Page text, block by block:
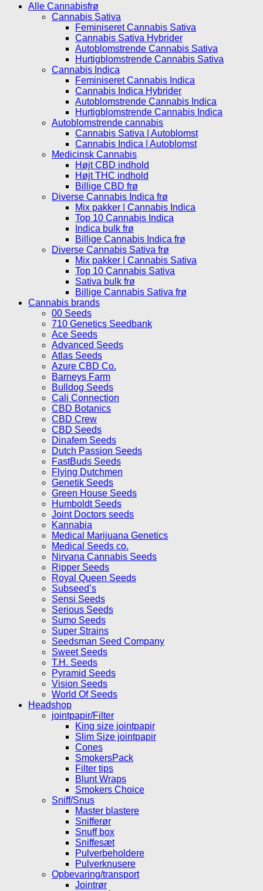
Alle Cannabisfrø
Cannabis Sativa
Feminiseret Cannabis Sativa
Cannabis Sativa Hybrider
Autoblomstrende Cannabis Sativa
Hurtigblomstrende Cannabis Sativa
Cannabis Indica
Feminiseret Cannabis Indica
Cannabis Indica Hybrider
Autoblomstrende Cannabis Indica
Hurtigblomstrende Cannabis Indica
Autoblomstrende cannabis
Cannabis Sativa | Autoblomst
Cannabis Indica | Autoblomst
Medicinsk Cannabis
Højt CBD indhold
Højt THC indhold
Billige CBD frø
Diverse Cannabis Indica frø
Mix pakker | Cannabis Indica
Top 10 Cannabis Indica
Indica bulk frø
Billige Cannabis Indica frø
Diverse Cannabis Sativa frø
Mix pakker | Cannabis Sativa
Top 10 Cannabis Sativa
Sativa bulk frø
Billige Cannabis Sativa frø
Cannabis brands
00 Seeds
710 Genetics Seedbank
Ace Seeds
Advanced Seeds
Atlas Seeds
Azure CBD Co.
Barneys Farm
Bulldog Seeds
Cali Connection
CBD Botanics
CBD Crew
CBD Seeds
Dinafem Seeds
Dutch Passion Seeds
FastBuds Seeds
Flying Dutchmen
Genetik Seeds
Green House Seeds
Humboldt Seeds
Joint Doctors seeds
Kannabia
Medical Marijuana Genetics
Medical Seeds co.
Nirvana Cannabis Seeds
Ripper Seeds
Royal Queen Seeds
Subseed’s
Sensi Seeds
Serious Seeds
Sumo Seeds
Super Strains
Seedsman Seed Company
Sweet Seeds
T.H. Seeds
Pyramid Seeds
Vision Seeds
World Of Seeds
Headshop
jointpapir/Filter
King size jointpapir
Slim Size jointpapir
Cones
SmokersPack
Filter tips
Blunt Wraps
Smokers Choice
Sniff/Snus
Master blastere
Snifferør
Snuff box
Sniffesæt
Pulverbeholdere
Pulverknusere
Opbevaring/transport
Jointrør